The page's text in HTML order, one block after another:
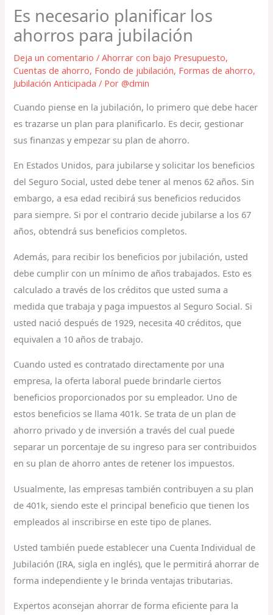
Es necesario planificar los
ahorros para jubilación
Deja un comentario /Ahorrar con bajo Presupuesto,
Cuentas de ahorro, Fondo de jubilación, Formas de ahorro,
Jubilación Anticipada / Por@dmin
Cuando piense en la jubilación, lo primero que debe hacer
es trazarse un plan para planificarlo. Es decir, gestionar
sus finanzas y empezar su plan de ahorro.
En Estados Unidos, para jubilarse y solicitar los beneficios
del Seguro Social, usted debe tener al menos 62 años. Sin
embargo, a esa edad recibirá sus beneficios reducidos
para siempre. Si por el contrario decide jubilarse a los 67
años, obtendrá sus beneficios completos.
Además, para recibir los beneficios por jubilación, usted
debe cumplir con un mínimo de años trabajados. Esto es
calculado a través de los créditos que usted suma a
medida que trabaja y paga impuestos al Seguro Social. Si
usted nació después de 1929, necesita 40 créditos, que
equivalen a 10 años de trabajo.
Cuando usted es contratado directamente por una
empresa, la oferta laboral puede brindarle ciertos
beneficios proporcionados por su empleador. Uno de
estos beneficios se llama 401k. Se trata de un plan de
ahorro privado y de inversión a través del cual puede
separar un porcentaje de su ingreso para ser contribuidos
en su plan de ahorro antes de retener los impuestos.
Usualmente, las empresas también contribuyen a su plan
de 401k, siendo este el principal beneficio que tienen los
empleados al inscribirse en este tipo de planes.
Usted también puede establecer una Cuenta Individual de
Jubilación (IRA, sigla en inglés), que le permitirá ahorrar de
forma independiente y le brinda ventajas tributarias.
Expertos aconsejan ahorrar de forma eficiente para la